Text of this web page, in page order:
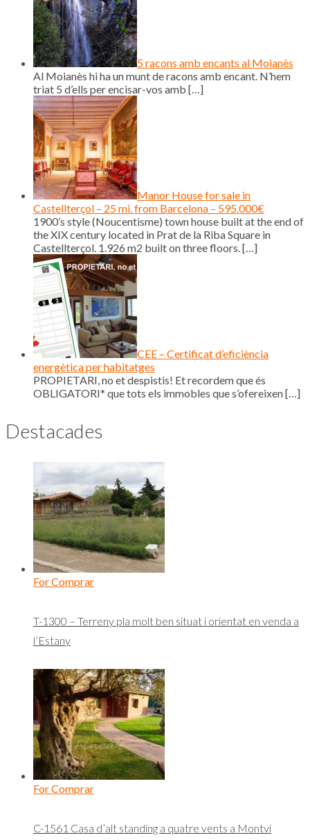
5 racons amb encants al Moianès
Al Moianès hi ha un munt de racons amb encant. N’hem
triat 5 d’ells per encisar-vos amb […]
Manor House for sale in
Castellterçol – 25 mi. from Barcelona – 595.000€
1900’s style (Noucentisme) town house built at the end of
the XIX century located in Prat de la Riba Square in
Castellterçol. 1.926 m2 built on three floors.[…]
CEE – Certificat d’eficiència
energètica per habitatges
PROPIETARI, no et despistis! Et recordem que és
OBLIGATORI* que tots els immobles que s’ofereixen[…]
Destacades
For Comprar
T-1300 – Terreny pla molt ben situat i orientat en venda a
l’Estany
For Comprar
C-1561 Casa d’alt standing a quatre vents a Montví